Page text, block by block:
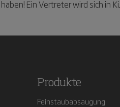
Ein Vertreter wird sich in
Produkte
Feinstaubabsaugung